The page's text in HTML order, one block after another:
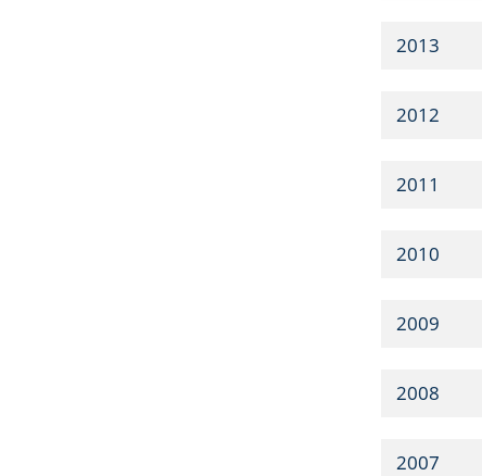
2013
2012
2011
2010
2009
2008
2007